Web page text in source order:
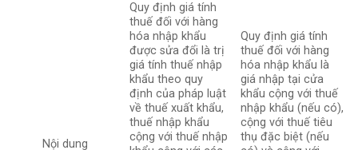
Nội dung
Quy định giá tính
thuế đối với hàng
hóa nhập khẩu
được sửa đổi là trị
giá tính thuế nhập
khẩu theo quy
định của pháp luật
về thuế xuất khẩu,
thuế nhập khẩu
cộng với thuế nhập
Quy định giá tính
thuế đối với hàng
hóa nhập khẩu là
giá nhập tại cửa
khẩu cộng với thuế
nhập khẩu (nếu có),
cộng với thuế tiêu
thụ đặc biệt (nếu